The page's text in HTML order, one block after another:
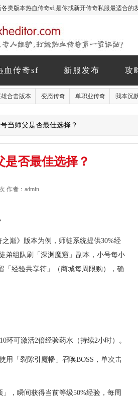
类版本热血传奇sf,是你找新开传奇私服最适合的
血传奇sf 新服发布 攻
合击版本 变态传奇 单职业传奇 我本沉
当师父是否最佳选择？
否最佳选择？
作者：admin
巅》版本为例，师徒系统提供30%经
弟组队刷「深渊魔窟」副本，小号每小
「经验共享符」（商城每周限购），确
环可激活2倍经验药水（持续2小时）。
用「裂隙引魔幡」召唤BOSS，单次击
，瞬间获得当前等级50%经验，每周